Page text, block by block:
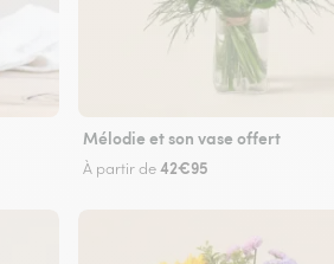
Mélodie et son vase offert
À partir de42€95